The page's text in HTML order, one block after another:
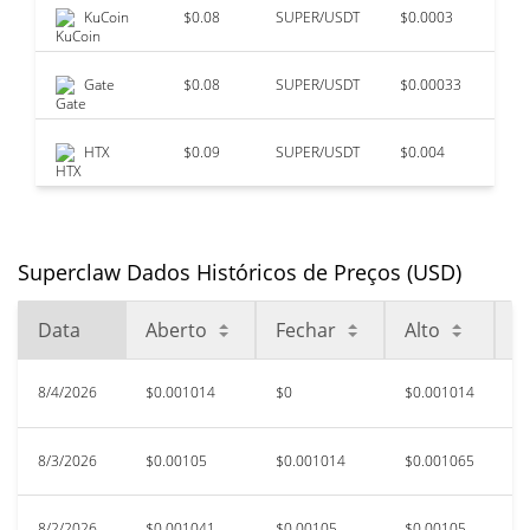
KuCoin $0.08 SUPER/USDT $0.0003
Gate $0.08 SUPER/USDT $0.00033
HTX $0.09 SUPER/USDT $0.004
Superclaw Dados Históricos de Preços (USD)
Data Aberto Fechar Alto
8/4/2026 $0.001014 $0 $0.001014
8/3/2026 $0.00105 $0.001014 $0.001065